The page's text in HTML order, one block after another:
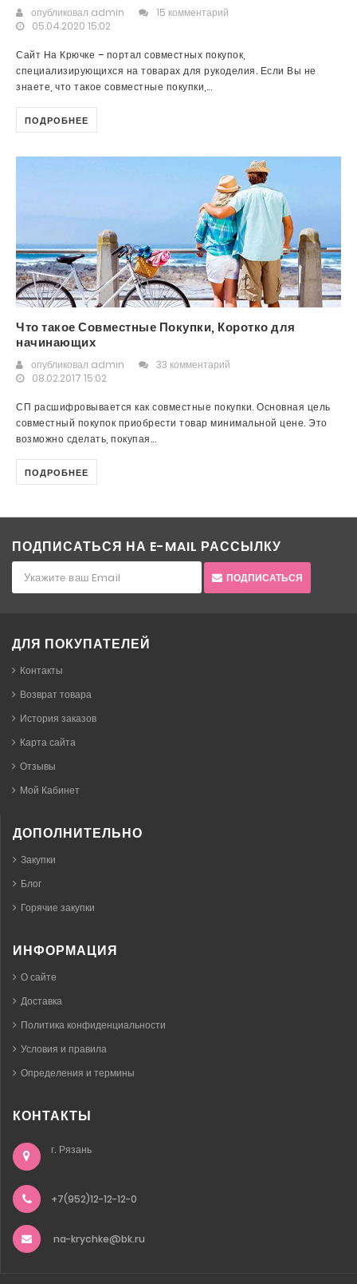
опубликовал admin
15 комментарий
05.04.2020 15:02
Сайт На Крючке – портал совместных покупок,
специализирующихся на товарах для рукоделия. Если Вы не
знаете, что такое совместные покупки,...
ПОДРОБНЕЕ
Что такое Совместные Покупки, Коротко для
начинающих
опубликовал admin
33 комментарий
08.02.2017 15:02
СП расшифровывается как совместные покупки. Основная цель
совместный покупок приобрести товар минимальной цене. Это
возможно сделать, покупая...
ПОДРОБНЕЕ
ПОДПИСАТЬСЯ НА E-MAIL РАССЫЛКУ
ПОДПИСАТЬСЯ
ДЛЯ ПОКУПАТЕЛЕЙ
Контакты
Возврат товара
История заказов
Карта сайта
Отзывы
Мой Кабинет
ДОПОЛНИТЕЛЬНО
Закупки
Блог
Горячие закупки
ИНФОРМАЦИЯ
О сайте
Доставка
Политика конфиденциальности
Условия и правила
Определения и термины
КОНТАКТЫ
г. Рязань
+7(952)12-12-12-0
na-krychke@bk.ru